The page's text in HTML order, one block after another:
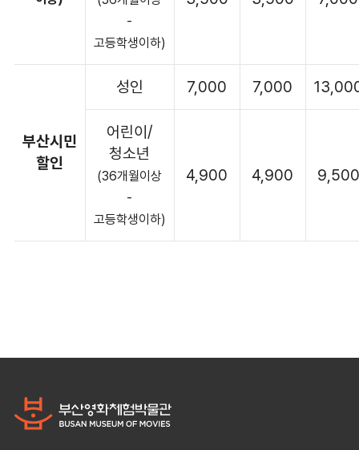
-
고등학생이하)
부산시민
할인
성인 7,000 7,000
어린이/
청소년
(36개월이상
-
고등학생이하)
4,900 4,900 9,500